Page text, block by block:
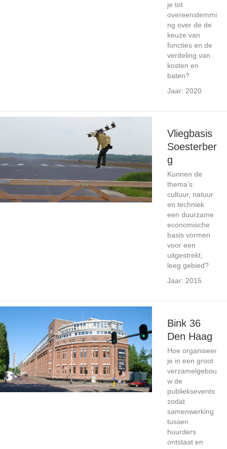
je tot
overeenstemmi
ng over de de
keuze van
functies en de
verdeling van
kosten en
baten?
Jaar: 2020
Vliegbasis
Soesterber
g
Kunnen de
thema’s
cultuur, natuur
en techniek
een duurzame
economische
basis vormen
voor een
uitgestrekt,
leeg gebied?
Jaar: 2015
Bink 36
Den Haag
Hoe organiseer
je in een groot
verzamelgebou
w de
publieksevents
zodat
samenwerking
tussen
huurders
ontstaat en